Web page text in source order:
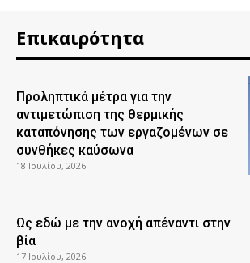
Επικαιρότητα
Προληπτικά μέτρα για την
αντιμετώπιση της θερμικής
καταπόνησης των εργαζομένων σε
συνθήκες καύσωνα
18 Ιουλίου, 2026
Ως εδώ με την ανοχή απέναντι στην
βία
17 Ιουλίου, 2026